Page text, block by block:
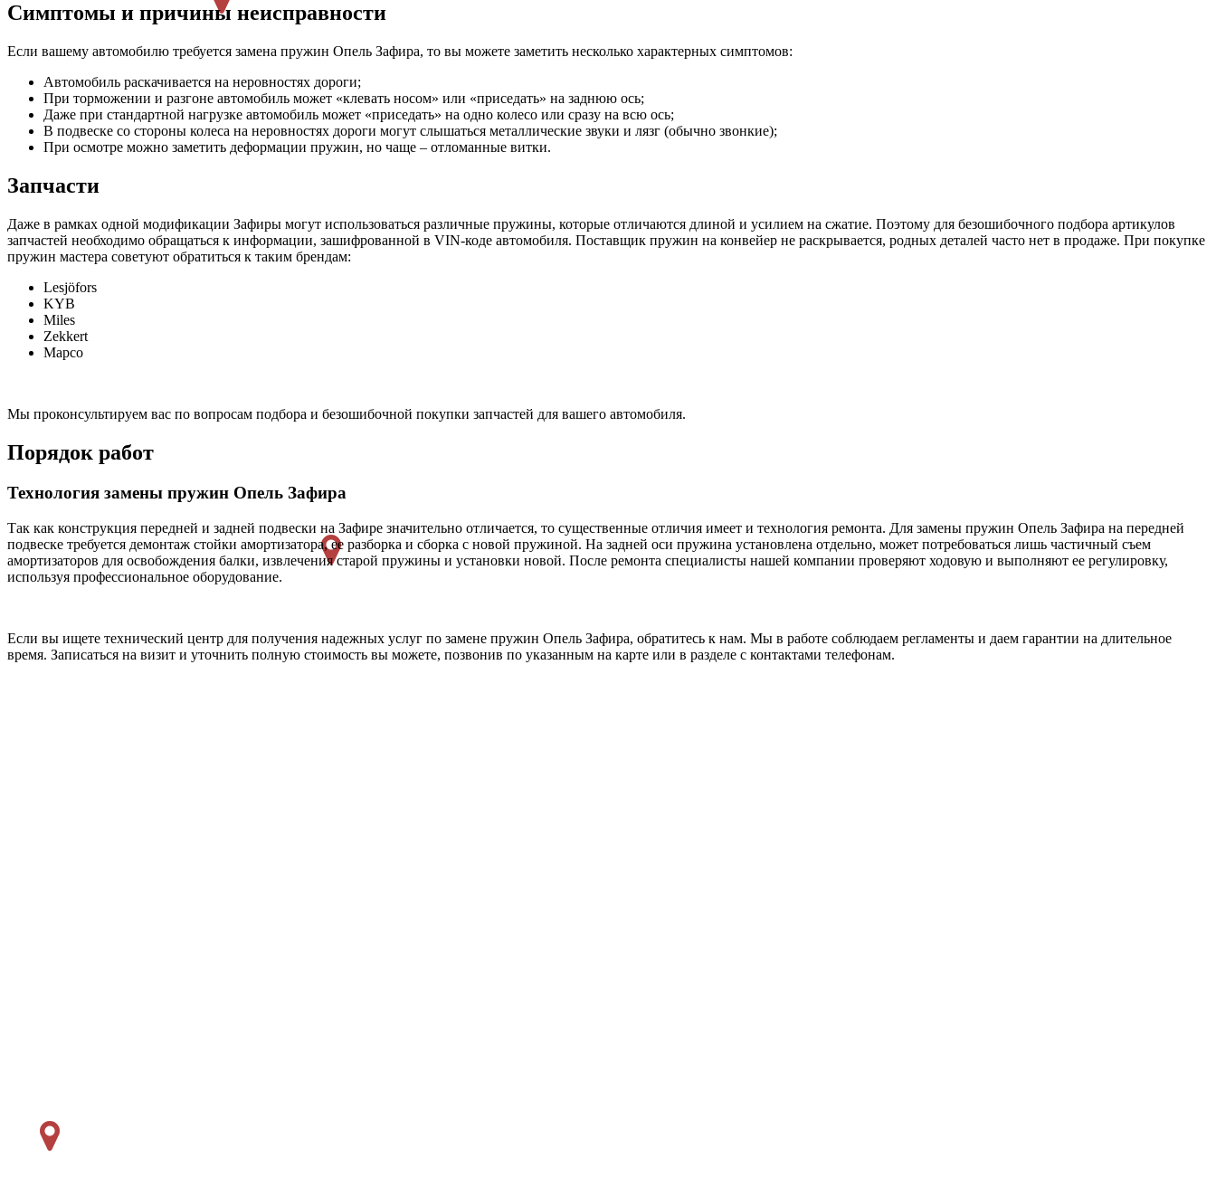
Симптомы и причины неисправности
Если вашему автомобилю требуется замена пружин Опель Зафира, то вы можете заметить несколько характерных симптомов:
Автомобиль раскачивается на неровностях дороги;
При торможении и разгоне автомобиль может «клевать носом» или «приседать» на заднюю ось;
Даже при стандартной нагрузке автомобиль может «приседать» на одно колесо или сразу на всю ось;
В подвеске со стороны колеса на неровностях дороги могут слышаться металлические звуки и лязг (обычно звонкие);
При осмотре можно заметить деформации пружин, но чаще – отломанные витки.
Запчасти
Даже в рамках одной модификации Зафиры могут использоваться различные пружины, которые отличаются длиной и усилием на сжатие. Поэтому для безошибочного подбора артикулов
запчастей необходимо обращаться к информации, зашифрованной в VIN-коде автомобиля. Поставщик пружин на конвейер не раскрывается, родных деталей часто нет в продаже. При покупке
пружин мастера советуют обратиться к таким брендам:
Lesjöfors
KYB
Miles
Zekkert
Mapco
Мы проконсультируем вас по вопросам подбора и безошибочной покупки запчастей для вашего автомобиля.
Порядок работ
Технология замены пружин Опель Зафира
Так как конструкция передней и задней подвески на Зафире значительно отличается, то существенные отличия имеет и технология ремонта. Для замены пружин Опель Зафира на передней
подвеске требуется демонтаж стойки амортизатора, ее разборка и сборка с новой пружиной. На задней оси пружина установлена отдельно, может потребоваться лишь частичный съем
амортизаторов для освобождения балки, извлечения старой пружины и установки новой. После ремонта специалисты нашей компании проверяют ходовую и выполняют ее регулировку,
используя профессиональное оборудование.
Если вы ищете технический центр для получения надежных услуг по замене пружин Опель Зафира, обратитесь к нам. Мы в работе соблюдаем регламенты и даем гарантии на длительное
время. Записаться на визит и уточнить полную стоимость вы можете, позвонив по указанным на карте или в разделе с контактами телефонам.